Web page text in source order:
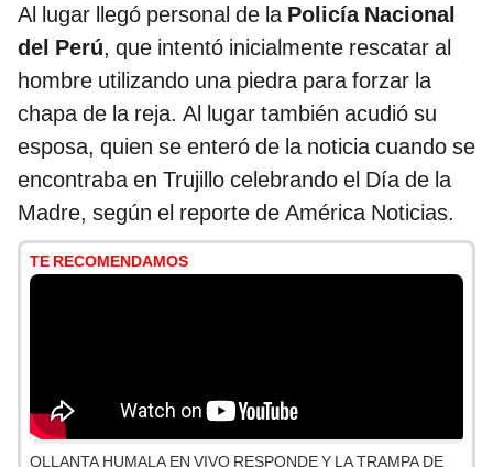
Al lugar llegó personal de laPolicía Nacional
del Perú, que intentó inicialmente rescatar al
hombre utilizando una piedra para forzar la
chapa de la reja. Al lugar también acudió su
esposa, quien se enteró de la noticia cuando se
encontraba en Trujillo celebrando el Día de la
Madre, según el reporte de América Noticias.
TE RECOMENDAMOS
OLLANTA HUMALA EN VIVO RESPONDE Y LA TRAMPA DE